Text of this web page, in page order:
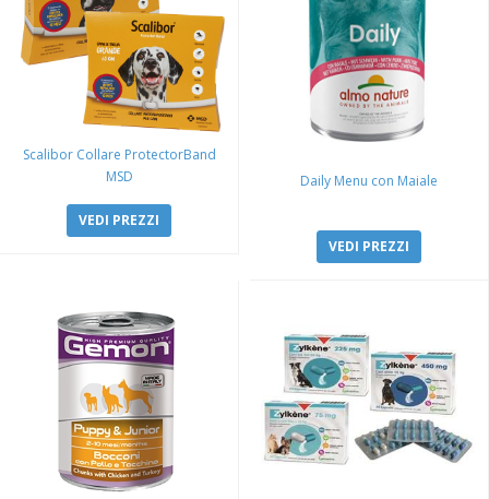
Scalibor Collare ProtectorBand
MSD
VEDI PREZZI
Daily Menu con Maiale
VEDI PREZZI